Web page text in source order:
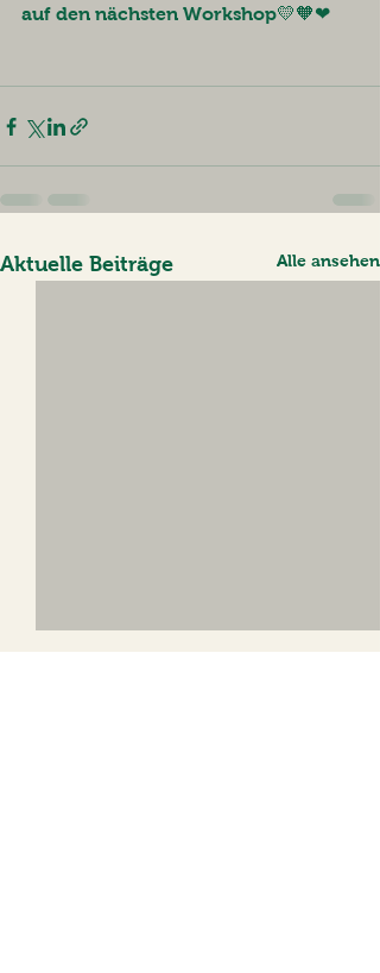
auf den nächsten Workshop💛🧡❤
Aktuelle Beiträge Alle ansehen